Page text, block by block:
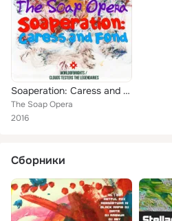
Soaperation: Caress and Fond
The Soap Opera
2016
Сборники